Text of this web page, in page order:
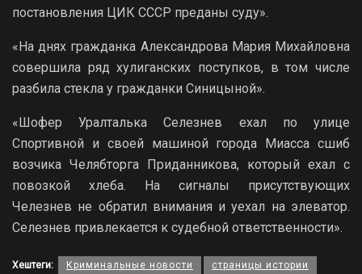
постановления ЦИК СССР преданы суду».
«На днях гражданка Александрова Мария Михайловна
совершила ряд хулиганских поступков, в том числе
разбила стекла у гражданки Синицыной».
«Шофер Уралталька Селезнев ехал по улице
Спортивной и своей машиной города Миасса сшиб
возчика Челябторга Приданникова, который ехал с
повозкой хлеба. На сигналы присутствующих
Челезнев не обратил внимания и уехал на элеватор.
Селезнев привлекается к судебной ответственности».
Хештеги: Криминальные новости страницы истории